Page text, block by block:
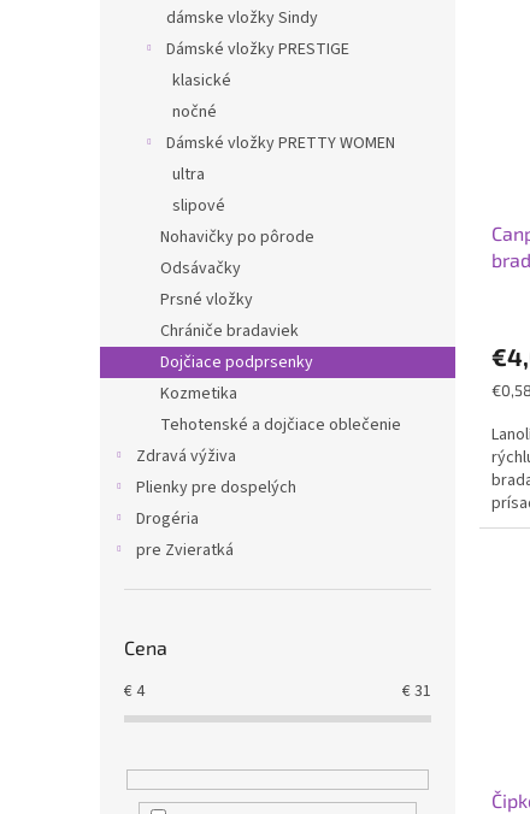
dámske vložky Sindy
Dámské vložky PRESTIGE
klasické
nočné
Dámské vložky PRETTY WOMEN
ultra
slipové
Nohavičky po pôrode
Odsávačky
Prsné vložky
Chrániče bradaviek
Dojčiace podprsenky
Kozmetika
Tehotenské a dojčiace oblečenie
Zdravá výživa
Plienky pre dospelých
Drogéria
pre Zvieratká
Cena
€4 €31